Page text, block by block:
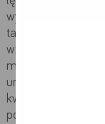
wyczuwalny w
także utrata
względu na
moczowego
urologiczne. Jeśli
kwestię ze swoim
podczas leczenia